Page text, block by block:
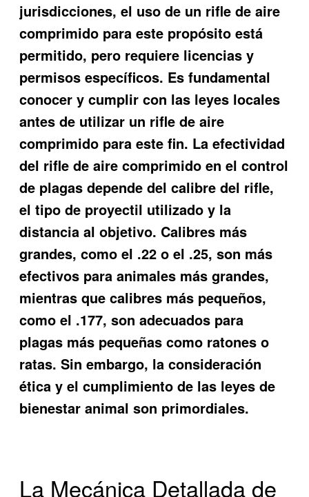
jurisdicciones, el uso de un rifle de aire
comprimido para este propósito está
permitido, pero requiere licencias y
permisos específicos. Es fundamental
conocer y cumplir con las leyes locales
antes de utilizar un rifle de aire
comprimido para este fin. La efectividad
del rifle de aire comprimido en el control
de plagas depende del calibre del rifle,
el tipo de proyectil utilizado y la
distancia al objetivo. Calibres más
grandes, como el .22 o el .25, son más
efectivos para animales más grandes,
mientras que calibres más pequeños,
como el .177, son adecuados para
plagas más pequeñas como ratones o
ratas. Sin embargo, la consideración
ética y el cumplimiento de las leyes de
bienestar animal son primordiales.
La Mecánica Detallada de